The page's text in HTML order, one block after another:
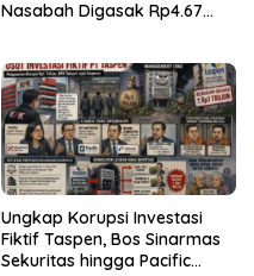
Nasabah Digasak Rp4.67
Ungkap Korupsi Investasi
Fiktif Taspen, Bos Sinarmas
Sekuritas hingga Pacific